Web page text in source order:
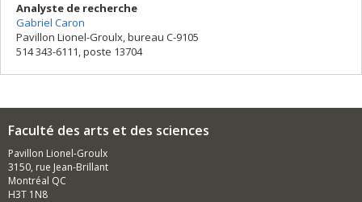
Analyste de recherche
Gabriel Caron
Pavillon Lionel-Groulx, bureau C-9105
514 343-6111, poste 13704
Faculté des arts et des sciences
Pavillon Lionel-Groulx
3150, rue Jean-Brillant
Montréal QC
H3T 1N8